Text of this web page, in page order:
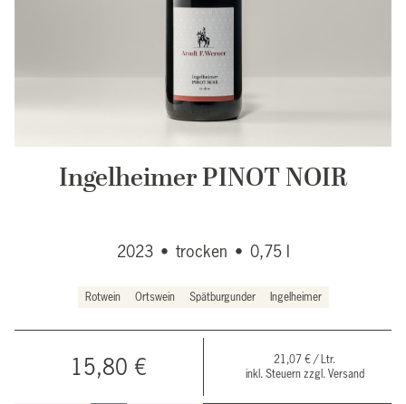
Ingelheimer PINOT NOIR
2023 • trocken • 0,75 l
Rotwein Ortswein Spätburgunder Ingelheimer
15,80 €
21,07 € / Ltr.
inkl. Steuern zzgl. Versand